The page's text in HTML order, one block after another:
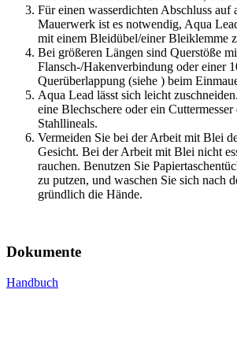
Für einen wasserdichten Abschluss auf
Mauerwerk ist es notwendig, Aqua
mit einem Bleidübel/einer Bleiklemme
Bei größeren Längen sind Querstöße
Flansch-/Hakenverbindung oder einer
Querüberlappung (siehe ) beim
Aqua Lead lässt sich leicht
eine Blechschere oder ein Cuttermesser
Stahllineals.
Vermeiden Sie bei der Arbeit mit Blei
Gesicht. Bei der Arbeit mit Blei nicht
rauchen. Benutzen Sie
zu putzen, und waschen Sie sich nach
gründlich die Hände.
Dokumente
Handbuch